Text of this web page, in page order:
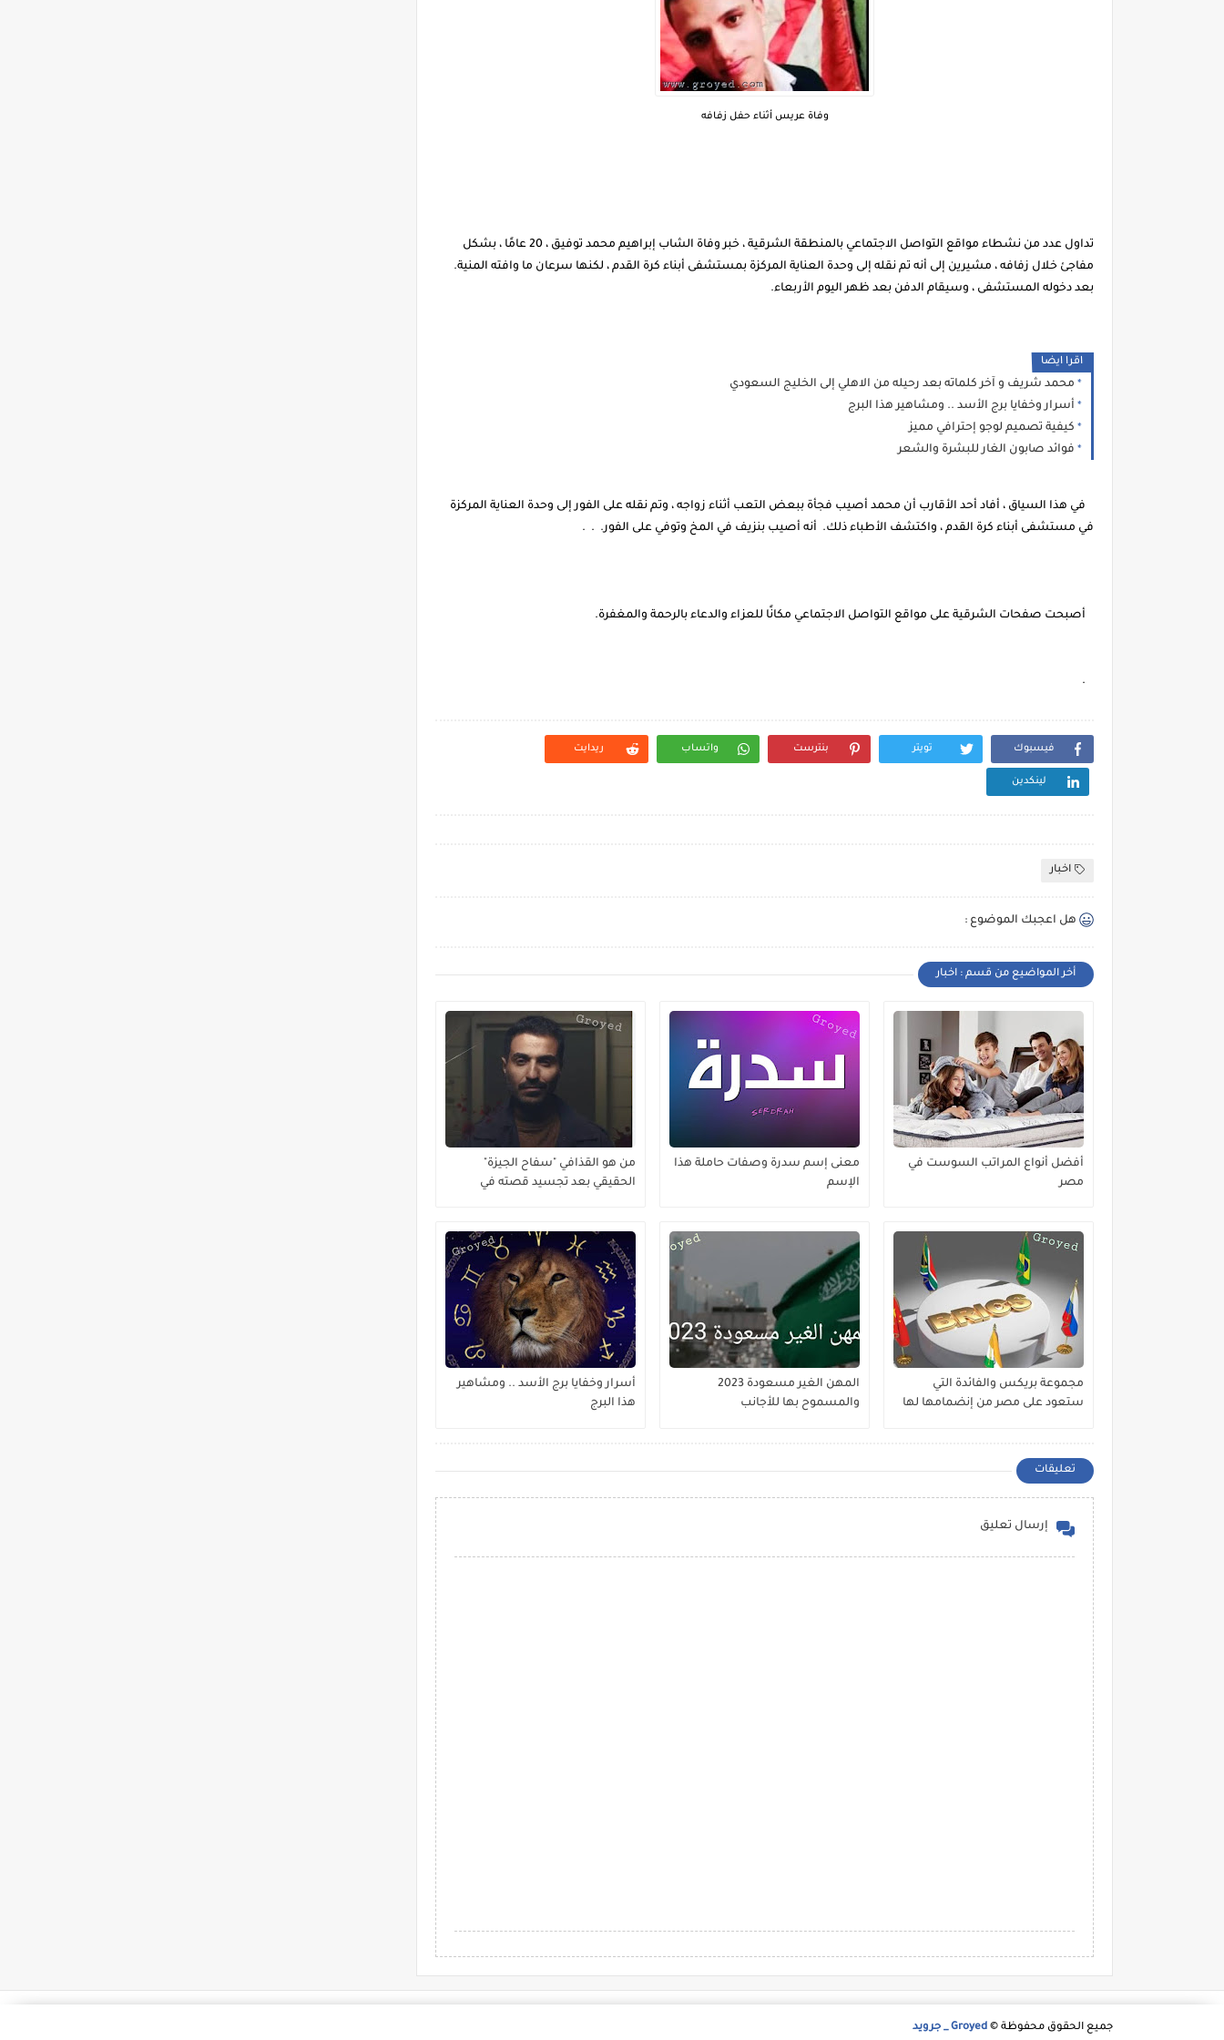
وفاة عريس أثناء حفل زفافه
تداول عدد من نشطاء مواقع التواصل الاجتماعي بالمنطقة الشرقية ، خبر وفاة الشاب إبراهيم محمد توفيق ، 20 عامًا ، بشكل
مفاجئ خلال زفافه ، مشيرين إلى أنه تم نقله إلى وحدة العناية المركزة بمستشفى أبناء كرة القدم ، لكنها سرعان ما وافته المنية.
بعد دخوله المستشفى ، وسيقام الدفن بعد ظهر اليوم الأربعاء.
اقرا ايضا
محمد شريف و آخر كلماته بعد رحيله من الاهلي إلى الخليج السعودي
أسرار وخفايا برج الأسد .. ومشاهير هذا البرج
كيفية تصميم لوجو إحترافي مميز
فوائد صابون الغار للبشرة والشعر
في هذا السياق ، أفاد أحد الأقارب أن محمد أصيب فجأة ببعض التعب أثناء زواجه ، وتم نقله على الفور إلى وحدة العناية المركزة
في مستشفى أبناء كرة القدم ، واكتشف الأطباء ذلك. أنه أصيب بنزيف في المخ وتوفي على الفور. . .
أصبحت صفحات الشرقية على مواقع التواصل الاجتماعي مكانًا للعزاء والدعاء بالرحمة والمغفرة.
.
فيسبوك تويتر بنترست واتساب ريدايت
لينكدين
اخبار
هل اعجبك الموضوع :
أخر المواضيع من قسم : اخبار
أفضل أنواع المراتب السوست في
مصر
معنى إسم سدرة وصفات حاملة هذا
الإسم
من هو القذافي "سفاح الجيزة"
الحقيقي بعد تجسيد قصته في
مجموعة بريكس والفائدة التي
ستعود على مصر من إنضمامها لها
المهن الغير مسعودة 2023
والمسموح بها للأجانب
أسرار وخفايا برج الأسد .. ومشاهير
هذا البرج
تعليقات
إرسال تعليق
جميع الحقوق محفوظة © Groyed _ جرويد